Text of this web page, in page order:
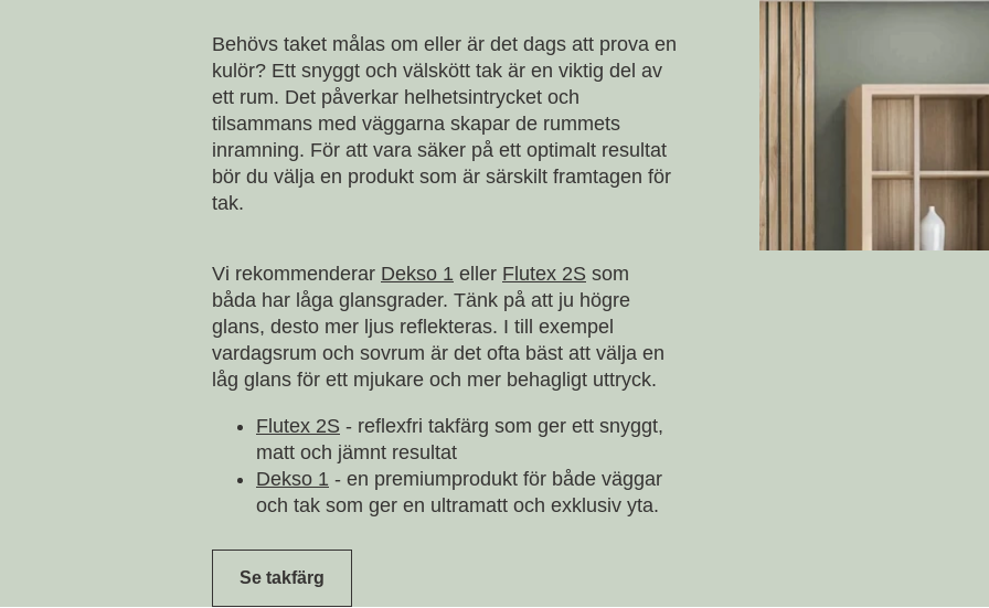
Behövs taket målas om eller är det dags att prova en
kulör? Ett snyggt och välskött tak är en viktig del av
ett rum. Det påverkar helhetsintrycket och
tilsammans med väggarna skapar de rummets
inramning. För att vara säker på ett optimalt resultat
bör du välja en produkt som är särskilt framtagen för
tak.
Vi rekommenderar Dekso 1 eller Flutex 2S som
båda har låga glansgrader. Tänk på att ju högre
glans, desto mer ljus reflekteras. I till exempel
vardagsrum och sovrum är det ofta bäst att välja en
låg glans för ett mjukare och mer behagligt uttryck.
Flutex 2S - reflexfri takfärg som ger ett snyggt,
matt och jämnt resultat
Dekso 1 - en premiumprodukt för både väggar
och tak som ger en ultramatt och exklusiv yta.
Se takfärg